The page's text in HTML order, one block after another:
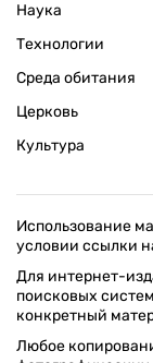
Наука
Технологии
Среда обитания
Церковь
Культура
Использование
условии ссылки
Для интернет-
поисковых
конкретный
Любое